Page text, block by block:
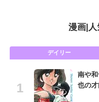
漫画|
デイリー
南や
也の